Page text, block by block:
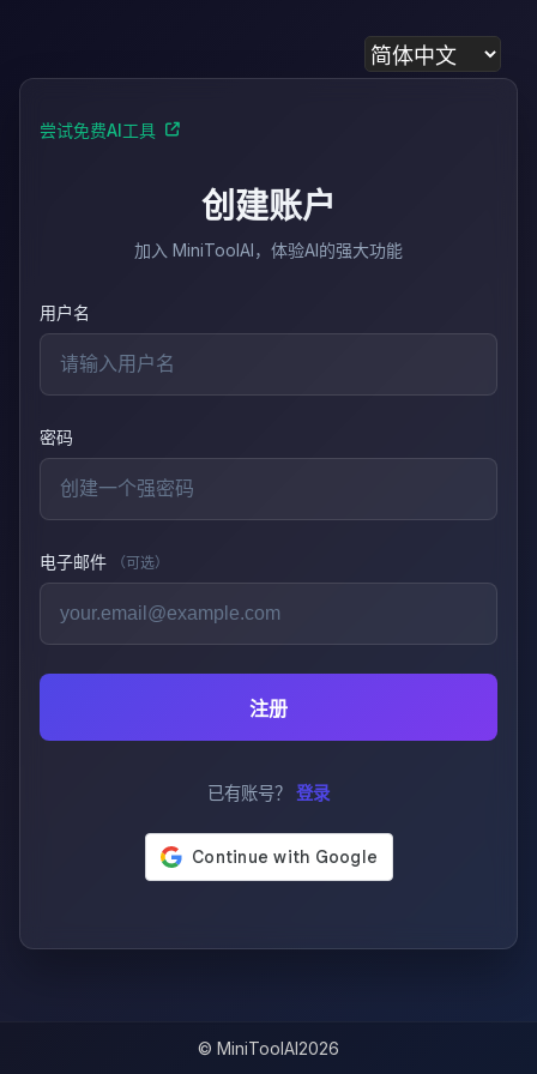
尝试免费AI工具
创建账户
加入 MiniToolAI，体验AI的强大功能
用户名
密码
电子邮件 （可选）
注册
已有账号？ 登录
© MiniToolAI2026